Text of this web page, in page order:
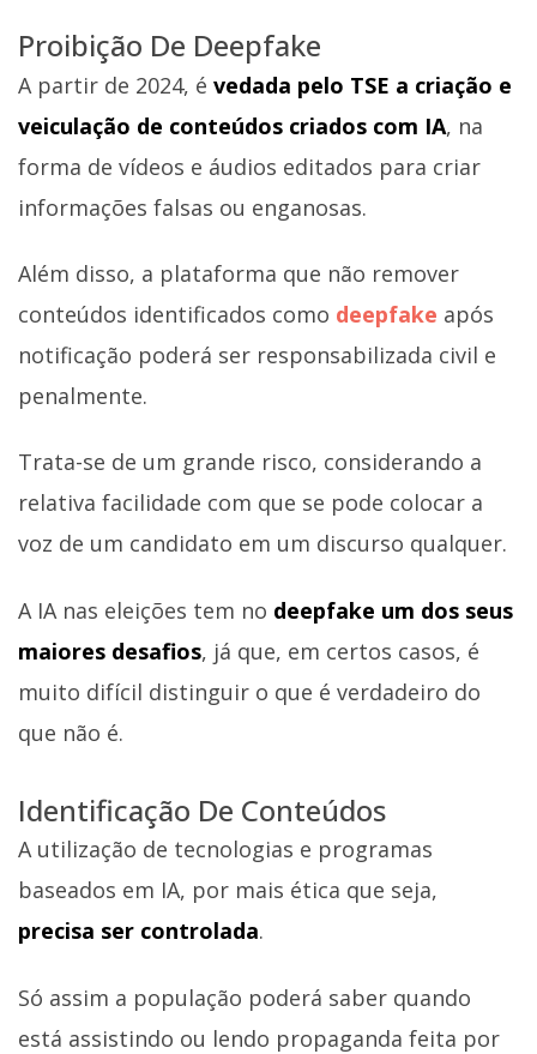
Proibição De Deepfake
A partir de 2024, é vedada pelo TSE a criação e
veiculação de conteúdos criados com IA, na
forma de vídeos e áudios editados para criar
informações falsas ou enganosas.
Além disso, a plataforma que não remover
conteúdos identificados como deepfake após
notificação poderá ser responsabilizada civil e
penalmente.
Trata-se de um grande risco, considerando a
relativa facilidade com que se pode colocar a
voz de um candidato em um discurso qualquer.
A IA nas eleições tem no deepfake um dos seus
maiores desafios, já que, em certos casos, é
muito difícil distinguir o que é verdadeiro do
que não é.
Identificação De Conteúdos
A utilização de tecnologias e programas
baseados em IA, por mais ética que seja,
precisa ser controlada.
Só assim a população poderá saber quando
está assistindo ou lendo propaganda feita por